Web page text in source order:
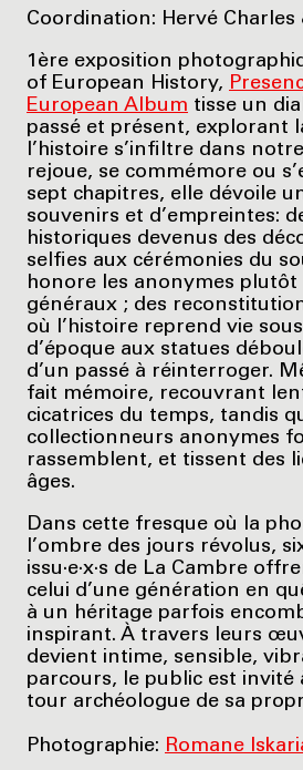
Coordination: Hervé
1ère exposition
of European History,
European Album tisse un
passé et présent, explorant
l’histoire s’infiltre dans
rejoue, se commémore ou
sept chapitres, elle dévoile
souvenirs et d’empreintes:
historiques devenus des
selfies aux cérémonies du
honore les anonymes plutôt
généraux ; des
où l’histoire reprend vie
d’époque aux statues
d’un passé à réinterroger.
fait mémoire, recouvrant
cicatrices du temps, tandis
collectionneurs anonymes
rassemblent, et tissent des
âges.
Dans cette fresque où la
l’ombre des jours révolus,
issu·e·x·s de La Cambre
celui d’une génération en
à un héritage parfois
inspirant. À travers leurs
devient intime, sensible,
parcours, le public est invité
tour archéologue de sa
Photographie: Romane